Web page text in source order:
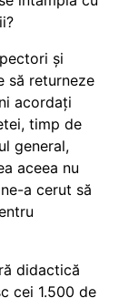
și
să returneze
acordați
timp de
general,
aceea nu
a cerut să
didactică
cei 1.500 de